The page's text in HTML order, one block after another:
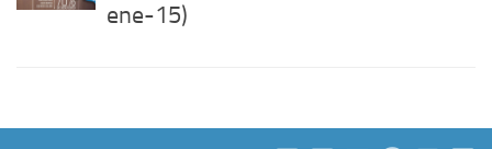
ene-15)